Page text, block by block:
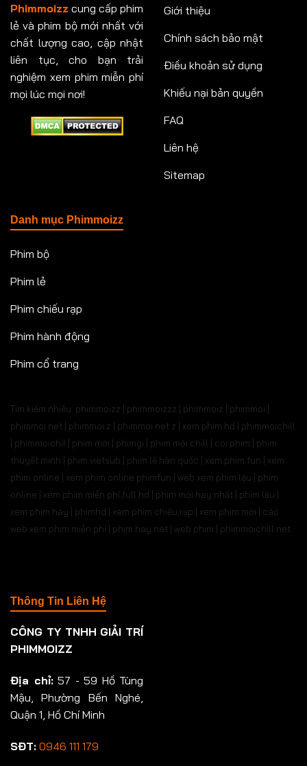
Phimmoizz cung cấp phim
lẻ và phim bộ mới nhất với
chất lượng cao, cập nhật
liên tục, cho bạn trải
nghiệm xem phim miễn phí
mọi lúc mọi nơi!
Giới thiệu
Chính sách bảo mật
Điều khoản sử dụng
Khiếu nại bản quyền
FAQ
Liên hệ
Sitemap
Danh mục Phimmoizz
Phim bộ
Phim lẻ
Phim chiếu rạp
Phim hành động
Phim cổ trang
Tìm kiếm nhiều: phimmoizz | phimmoizzz | phimmoiz | phimmoi |
phimmoi net | phimmoi.z | phimmoi.net z | xem phim hd | phimmoichill
| phimmoichil | phim mới | phimgi | phim mới chill | coi phim | phim
thuyết minh | phim vietsub | phim lẻ hàn quốc | xem phim fun | xem
phim online | xem phim online phimfun | web xem phim lậu | phim
online | xem phim miễn phí full hd | phim mới hay nhất | phim lậu |
xem phim hay | phimhd | xem phim chiếu rạp | xem phim mới | các
web xem phim miễn phí | phim hay.net | web phim | phimmoichill net
Thông Tin Liên Hệ
CÔNG TY TNHH GIẢI TRÍ
PHIMMOIZZ
Địa chỉ:57 - 59 Hồ Tùng
Mậu, Phường Bến Nghé,
Quận 1, Hồ Chí Minh
SĐT: 0946 111 179